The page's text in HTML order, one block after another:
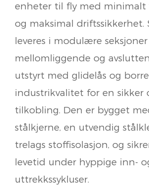
enheter til fly med minimalt
og maksimal driftssikkerhet.
leveres i modulære seksjoner
mellomliggende og
utstyrt med glidelås og
industrikvalitet for en
tilkobling. Den er bygget
stålkjerne, en utvendig
trelags stoffisolasjon, og
levetid under hyppige inn-
uttrekkssykluser.